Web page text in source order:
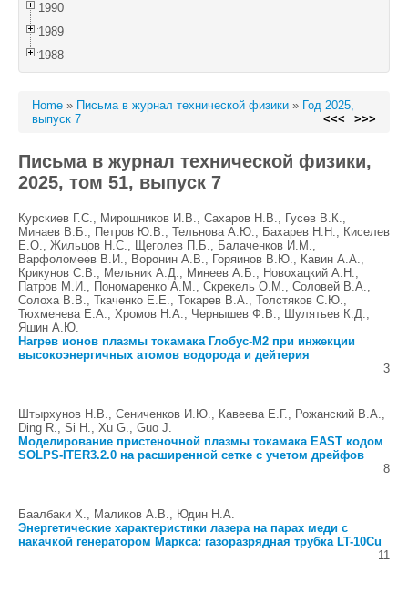
1990
1989
1988
Home » Письма в журнал технической физики » Год 2025,
выпуск 7
<<< >>>
Письма в журнал технической физики,
2025, том 51, выпуск 7
Курскиев Г.С., Мирошников И.В., Сахаров Н.В., Гусев В.К.,
Минаев В.Б., Петров Ю.В., Тельнова А.Ю., Бахарев Н.Н., Киселев
Е.О., Жильцов Н.С., Щеголев П.Б., Балаченков И.М.,
Варфоломеев В.И., Воронин А.В., Горяинов В.Ю., Кавин А.А.,
Крикунов С.В., Мельник А.Д., Минеев А.Б., Новохацкий А.Н.,
Патров М.И., Пономаренко А.М., Скрекель О.М., Соловей В.А.,
Солоха В.В., Ткаченко Е.Е., Токарев В.А., Толстяков С.Ю.,
Тюхменева Е.А., Хромов Н.А., Чернышев Ф.В., Шулятьев К.Д.,
Яшин А.Ю.
Нагрев ионов плазмы токамака Глобус-М2 при инжекции
высокоэнергичных атомов водорода и дейтерия
3
Штырхунов Н.В., Сениченков И.Ю., Кавеева Е.Г., Рожанский В.А.,
Ding R., Si H., Xu G., Guo J.
Моделирование пристеночной плазмы токамака EAST кодом
SOLPS-ITER3.2.0 на расширенной сетке с учетом дрейфов
8
Баалбаки Х., Маликов А.В., Юдин Н.А.
Энергетические характеристики лазера на парах меди с
накачкой генератором Маркса: газоразрядная трубка LT-10Cu
11